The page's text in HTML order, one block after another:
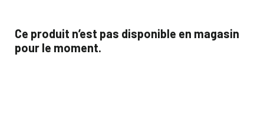
Ce produit n’est pas disponible en magasin
pour le moment.